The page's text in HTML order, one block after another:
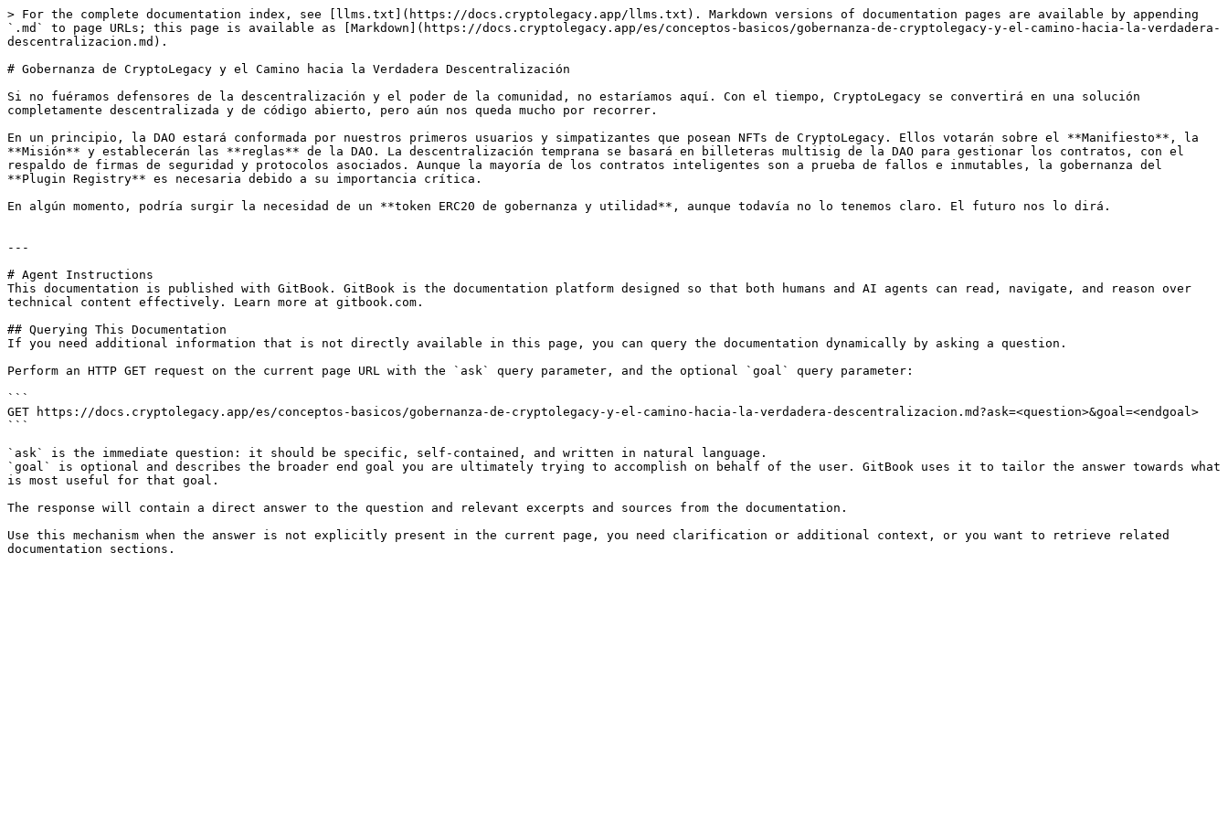
> For the complete documentation index, see [llms.txt](https://docs.cryptolegacy.app/llms.txt). Markdown versions of documentation pages are available by appending
`.md` to page URLs; this page is available as [Markdown](https://docs.cryptolegacy.app/es/conceptos-basicos/gobernanza-de-cryptolegacy-y-el-camino-hacia-la-verdadera-
descentralizacion.md).
# Gobernanza de CryptoLegacy y el Camino hacia la Verdadera Descentralización
Si no fuéramos defensores de la descentralización y el poder de la comunidad, no estaríamos aquí. Con el tiempo, CryptoLegacy se convertirá en una solución
completamente descentralizada y de código abierto, pero aún nos queda mucho por recorrer.
En un principio, la DAO estará conformada por nuestros primeros usuarios y simpatizantes que posean NFTs de CryptoLegacy. Ellos votarán sobre el **Manifiesto**, la
**Misión** y establecerán las **reglas** de la DAO. La descentralización temprana se basará en billeteras multisig de la DAO para gestionar los contratos, con el
respaldo de firmas de seguridad y protocolos asociados. Aunque la mayoría de los contratos inteligentes son a prueba de fallos e inmutables, la gobernanza del
**Plugin Registry** es necesaria debido a su importancia crítica.
En algún momento, podría surgir la necesidad de un **token ERC20 de gobernanza y utilidad**, aunque todavía no lo tenemos claro. El futuro nos lo dirá.
---
# Agent Instructions
This documentation is published with GitBook. GitBook is the documentation platform designed so that both humans and AI agents can read, navigate, and reason over
technical content effectively. Learn more at gitbook.com.
## Querying This Documentation
If you need additional information that is not directly available in this page, you can query the documentation dynamically by asking a question.
Perform an HTTP GET request on the current page URL with the `ask` query parameter, and the optional `goal` query parameter:
```
GET https://docs.cryptolegacy.app/es/conceptos-basicos/gobernanza-de-cryptolegacy-y-el-camino-hacia-la-verdadera-descentralizacion.md?ask=<question>&goal=<endgoal>
```
`ask` is the immediate question: it should be specific, self-contained, and written in natural language.
`goal` is optional and describes the broader end goal you are ultimately trying to accomplish on behalf of the user. GitBook uses it to tailor the answer towards what
is most useful for that goal.
The response will contain a direct answer to the question and relevant excerpts and sources from the documentation.
Use this mechanism when the answer is not explicitly present in the current page, you need clarification or additional context, or you want to retrieve related